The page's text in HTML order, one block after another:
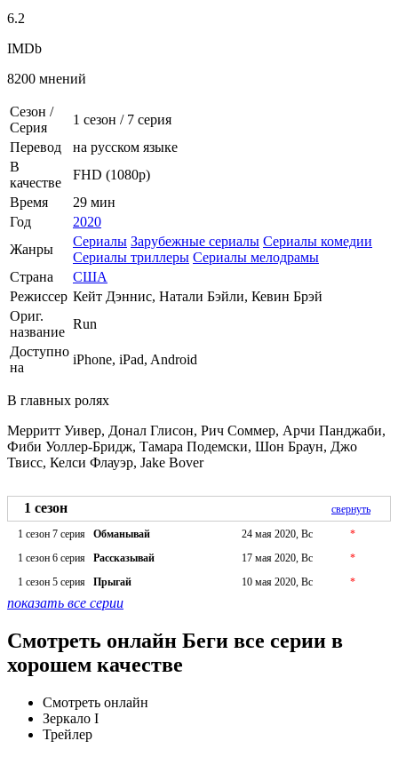
6.2
IMDb
8200 мнений
Сезон /
Серия
1 сезон / 7 серия
Перевод
на русском языке
В
качестве
FHD (1080p)
Время
29 мин
Год
2020
Жанры
Сериалы Зарубежные сериалы Сериалы комедии
Сериалы триллеры Сериалы мелодрамы
Страна
США
Режиссер Кейт Дэннис, Натали Бэйли, Кевин Брэй
Ориг.
название
Run
Доступно
на
iPhone, iPad, Android
В главных ролях
Мерритт Уивер, Донал Глисон, Рич Соммер, Арчи Панджаби,
Фиби Уоллер-Бридж, Тамара Подемски, Шон Браун, Джо
Твисс, Келси Флауэр, Jake Bover
1 сезон
свернуть
1 сезон 7 серия
Обманывай 24 мая 2020, Вс
*
1 сезон 6 серия
Рассказывай 17 мая 2020, Вс
*
1 сезон 5 серия
Прыгай 10 мая 2020, Вс *
показать все серии
Смотреть онлайн Беги все серии в
хорошем качестве
Смотреть онлайн
Зеркало I
Трейлер